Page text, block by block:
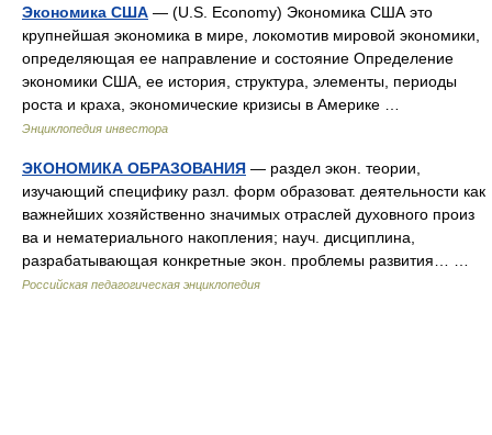
Экономика США — (U.S. Economy) Экономика США это
крупнейшая экономика в мире, локомотив мировой экономики,
определяющая ее направление и состояние Определение
экономики США, ее история, структура, элементы, периоды
роста и краха, экономические кризисы в Америке …
Энциклопедия инвестора
ЭКОНОМИКА ОБРАЗОВАНИЯ — раздел экон. теории,
изучающий специфику разл. форм образоват. деятельности как
важнейших хозяйственно значимых отраслей духовного произ
ва и нематериального накопления; науч. дисциплина,
разрабатывающая конкретные экон. проблемы развития… …
Российская педагогическая энциклопедия